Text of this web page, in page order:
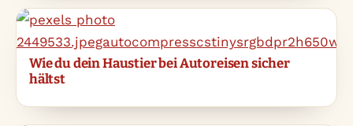
Wie du dein Haustier bei Autoreisen sicher
hältst